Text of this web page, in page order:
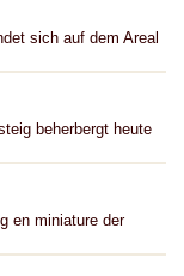
sich auf dem Areal
beherbergt heute
en miniature der